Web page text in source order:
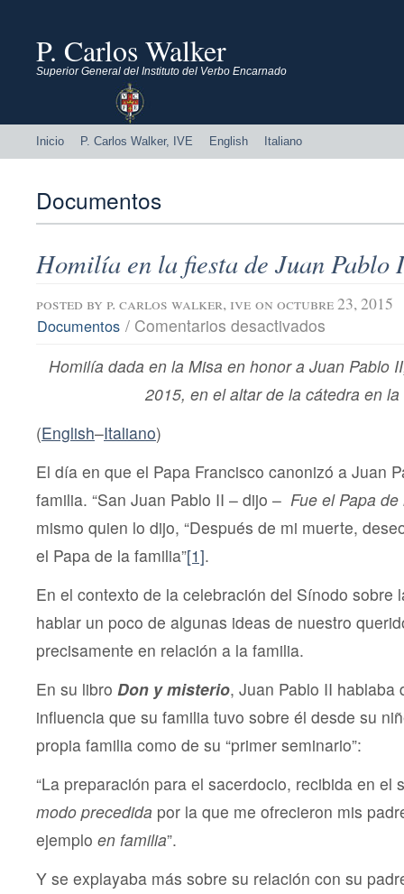
P. Carlos Walker
Superior General del Instituto del Verbo Encarnado
Inicio P. Carlos Walker, IVE English Italiano
Documentos
Homilía en la fiesta de Juan Pablo
posted by p. carlos walker, ive on octubre 23, 2015
Documentos / Comentarios desactivados
la
de
Homilía dada en la Misa en honor a Juan Pablo
2015, en el altar de la cátedra en
(English–Italiano)
El día en que el Papa Francisco canonizó a Juan
familia. “San Juan Pablo II – dijo – Fue el Papa
mismo quien lo dijo, “Después de mi muerte,
el Papa de la familia”[1].
En el contexto de la celebración del Sínodo sobre
hablar un poco de algunas ideas de nuestro
precisamente en relación a la familia.
En su libro Don y misterio, Juan Pablo II hablaba
influencia que su familia tuvo sobre él desde su
propia familia como de su “primer seminario”:
“La preparación para el sacerdocio, recibida en el
modo precedida por la que me ofrecieron mis
ejemplo en familia”.
Y se explayaba más sobre su relación con su